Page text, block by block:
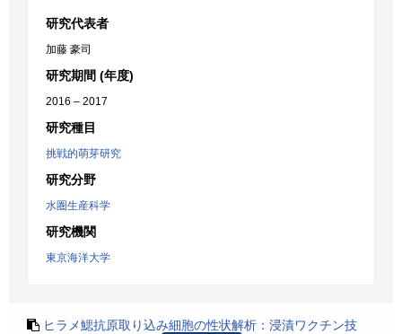
研究代表者
加藤 豪司
研究期間 (年度)
2016 – 2017
研究種目
挑戦的萌芽研究
研究分野
水圏生産科学
研究機関
東京海洋大学
ヒラメ鰓抗原取り込み細胞の性状解析：浸漬ワクチン技